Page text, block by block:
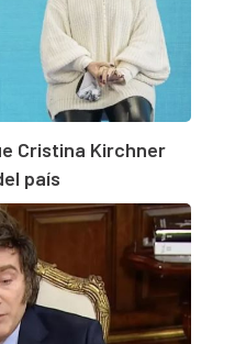
Cristina Kirchner
país